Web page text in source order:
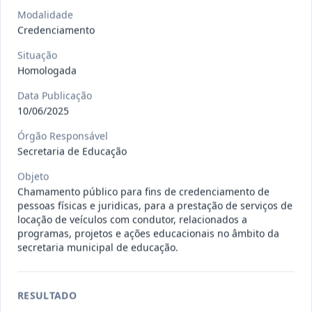
Data:13/07/2026
027/2026
Pregão
Eletrônico
Data :13/07/2026
025/2026
Pregão
Eletrônico
REGISTRO DE PREÇO PARA A
CONTRATAÇÃO DE EMPRESA PARA
LOCAÇÃO...
Situação:
Em Andamento
Modalidade
Credenciamento
Situação
Homologada
Data Publicação
10/06/2025
Órgão Responsável
Secretaria de Educação
Objeto
Chamamento público para fins de credenciamento de
pessoas físicas e juridicas, para a prestação de serviços de
locação de veículos com condutor, relacionados a
programas, projetos e ações educacionais no âmbito da
secretaria municipal de educação.
RESULTADO